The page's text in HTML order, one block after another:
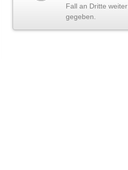
Fall an Dritte weiter
gegeben.